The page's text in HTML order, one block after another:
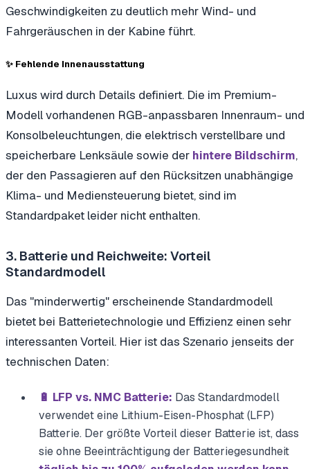
Geschwindigkeiten zu deutlich mehr Wind- und
Fahrgeräuschen in der Kabine führt.
✨ Fehlende Innenausstattung
Luxus wird durch Details definiert. Die im Premium-
Modell vorhandenen RGB-anpassbaren Innenraum- und
Konsolbeleuchtungen, die elektrisch verstellbare und
speicherbare Lenksäule sowie der hintere Bildschirm,
der den Passagieren auf den Rücksitzen unabhängige
Klima- und Mediensteuerung bietet, sind im
Standardpaket leider nicht enthalten.
3. Batterie und Reichweite: Vorteil
Standardmodell
Das "minderwertig" erscheinende Standardmodell
bietet bei Batterietechnologie und Effizienz einen sehr
interessanten Vorteil. Hier ist das Szenario jenseits der
technischen Daten:
🔋 LFP vs. NMC Batterie: Das Standardmodell
verwendet eine Lithium-Eisen-Phosphat (LFP)
Batterie. Der größte Vorteil dieser Batterie ist, dass
sie ohne Beeinträchtigung der Batteriegesundheit